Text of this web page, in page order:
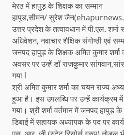
मेरठ में हापुड़ के शिक्षक का सम्मान
हापुड,सीमन/ सुरेश
उत्तर प्रदेश के तत्वावधान में पी.एल.
अधिवेशन, नवाचार शैक्षिक संगोष्ठी एवं
जनपद हापुड़ के शिक्षक अमित कुमार शर्मा
अवसर पर उन्हें डॉ राजकुमार
गया l
श्री अमित कुमार शर्मा का चयन राज्य
हुआ है। इस उपलब्धि पर उन्हें कार्यक्रम
गया। श्री शर्मा वर्तमान में जनपद
डिबाई में सहायक अध्यापक के पद पर